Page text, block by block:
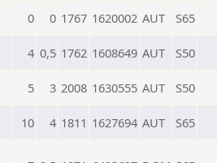
0 0 1767 1620002 AUT S65
4 0,5 1762 1608649 AUT S50
5 3 2008 1630555 AUT S50
10 4 1811 1627694 AUT S65